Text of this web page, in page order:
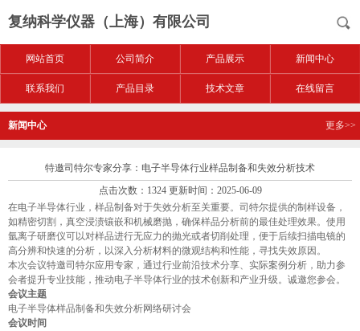
复纳科学仪器（上海）有限公司
网站首页 公司简介 产品展示 新闻中心
联系我们 产品目录 技术文章 在线留言
新闻中心 更多>>
特邀司特尔专家分享：电子半导体行业样品制备和失效分析技术
点击次数：1324 更新时间：2025-06-09
在电子半导体行业，样品制备对于失效分析至关重要。司特尔提供的制样设备，
如精密切割，真空浸渍镶嵌和机械磨抛，确保样品分析前的最佳处理效果。使用
氩离子研磨仪可以对样品进行无应力的抛光或者切削处理，便于后续扫描电镜的
高分辨和快速的分析，以深入分析材料的微观结构和性能，寻找失效原因。
本次会议特邀司特尔应用专家，通过行业前沿技术分享、实际案例分析，助力参
会者提升专业技能，推动电子半导体行业的技术创新和产业升级。诚邀您参会。
会议主题
电子半导体样品制备和失效分析网络研讨会
会议时间